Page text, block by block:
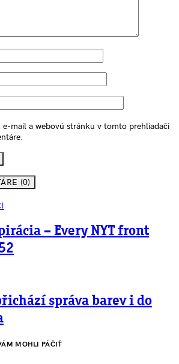
mail a webovú stránku v tomto prehliadači
(0)
– Every NYT front
správa barev i do
MOHLI PÁČIŤ